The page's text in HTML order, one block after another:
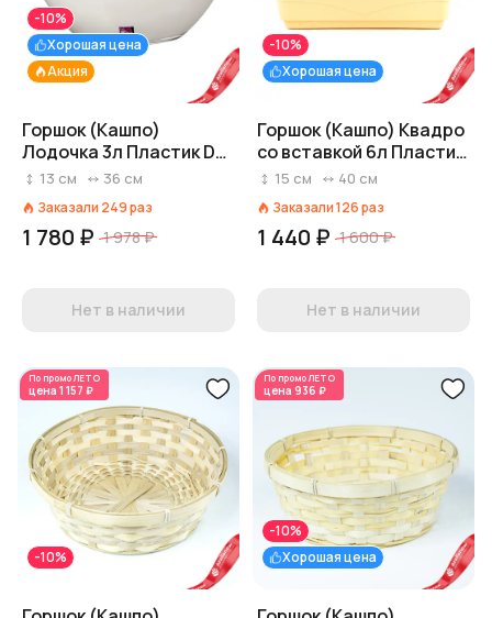
Акция
Хорошая цена
-10%
Горшок (Кашпо)
Лодочка 3л Пластик D
36 см H 13 см Белый
13 см 36 см
Заказали 249раз
1 780 ₽ 1 978 ₽
Нет в наличии
Хорошая цена
-10%
Горшок (Кашпо) Квадро
со вставкой 6л Пластик
D 40 см H 15 см
15 см 40 см
Заказали126раз
1 440 ₽ 1 600 ₽
Нет в наличии
По промоЛЕТО
цена 1 157 ₽
-10%
По промоЛЕТО
цена 936 ₽
Хорошая цена
-10%